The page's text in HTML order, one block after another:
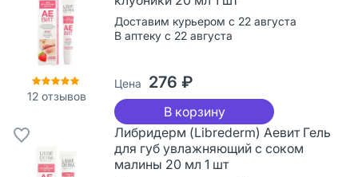
12 отзывов
Доставим курьером с 22 августа
В аптеку с 22 августа
Цена 276 ₽
В корзину
Либридерм (Librederm) Аевит Гель
для губ увлажняющий с соком
малины 20 мл 1 шт